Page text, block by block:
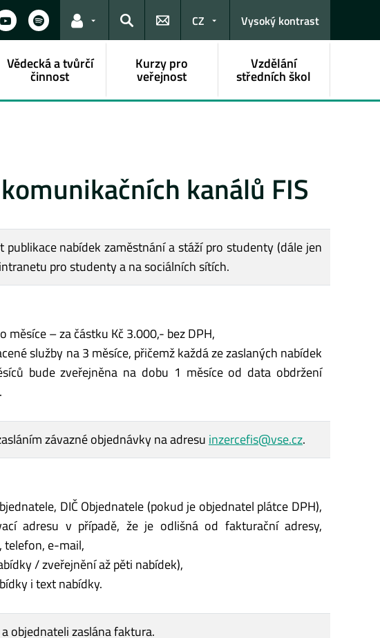
Odkazy pro uživatele
Hledat
CZ Vysoký kontrast
Vědecká a tvůrčí
činnost
Kurzy pro
veřejnost
Vzdělání
středních škol
kanálů FIS
nabídek zaměstnání a stáží pro studenty (dále jen
pro studenty a na sociálních sítích.
– za částku Kč 3.000,- bez DPH,
služby na 3 měsíce, přičemž každá ze zaslaných nabídek
bude zveřejněna na dobu 1 měsíce od data obdržení
závazné objednávky na adresu inzercefis@vse.cz.
DIČ Objednatele (pokud je objednatel plátce DPH),
adresu v případě, že je odlišná od fakturační adresy,
telefon, e-mail,
/ zveřejnění až pěti nabídek),
i text nabídky.
objednateli zaslána faktura.